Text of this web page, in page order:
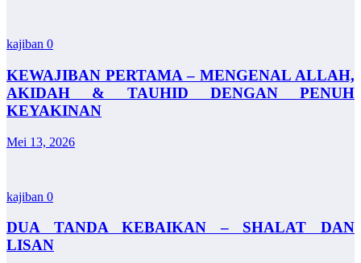
kajiban 0
KEWAJIBAN PERTAMA – MENGENAL ALLAH,
AKIDAH & TAUHID DENGAN PENUH
KEYAKINAN
Mei 13, 2026
kajiban 0
DUA TANDA KEBAIKAN – SHALAT DAN
LISAN